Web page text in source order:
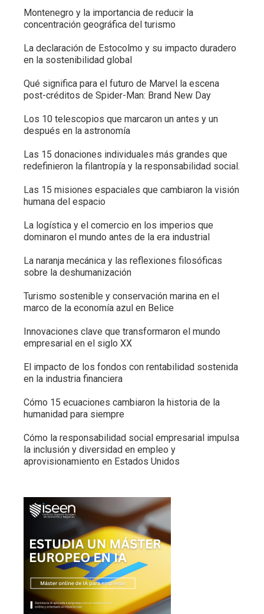
Montenegro y la importancia de reducir la
concentración geográfica del turismo
La declaración de Estocolmo y su impacto duradero
en la sostenibilidad global
Qué significa para el futuro de Marvel la escena
post-créditos de Spider-Man: Brand New Day
Los 10 telescopios que marcaron un antes y un
después en la astronomía
Las 15 donaciones individuales más grandes que
redefinieron la filantropía y la responsabilidad social.
Las 15 misiones espaciales que cambiaron la visión
humana del espacio
La logística y el comercio en los imperios que
dominaron el mundo antes de la era industrial
La naranja mecánica y las reflexiones filosóficas
sobre la deshumanización
Turismo sostenible y conservación marina en el
marco de la economía azul en Belice
Innovaciones clave que transformaron el mundo
empresarial en el siglo XX
El impacto de los fondos con rentabilidad sostenida
en la industria financiera
Cómo 15 ecuaciones cambiaron la historia de la
humanidad para siempre
Cómo la responsabilidad social empresarial impulsa
la inclusión y diversidad en empleo y
aprovisionamiento en Estados Unidos